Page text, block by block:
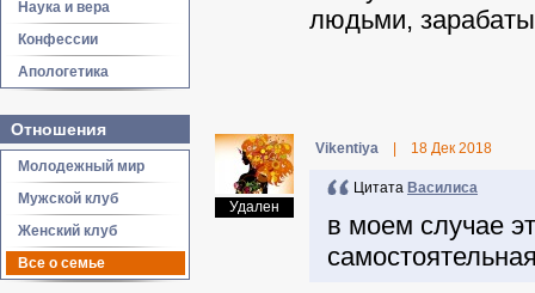
Наука и вера
Конфессии
Апологетика
Отношения
Молодежный мир
Мужской клуб
Женский клуб
Все о семье
людьми,
Удален
Vikentiya 18 Дек 2018
Цитата Василиса
в моем случае